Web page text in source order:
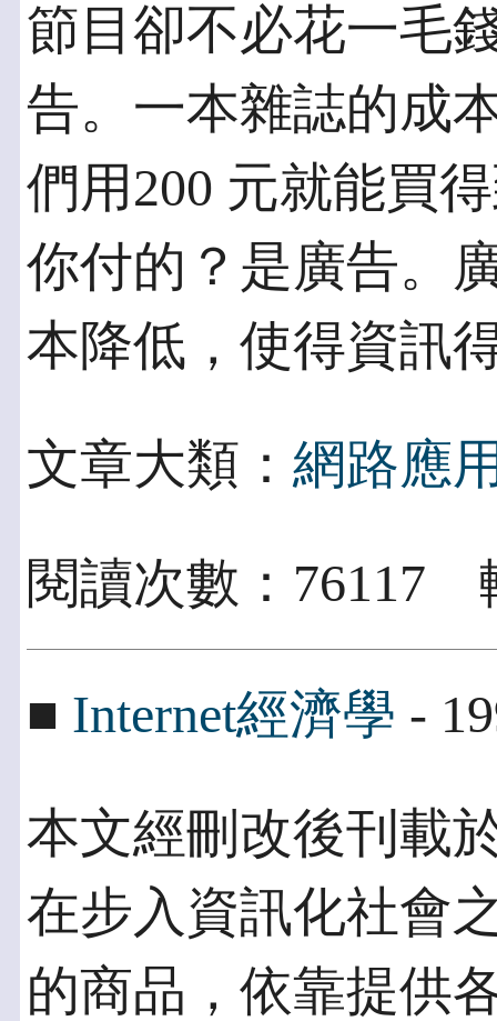
節目卻不必花一毛
告。一本雜誌的成
們用200 元就能買
你付的？是廣告。
本降低，使得資訊
文章大類： 網路應
閱讀次數：76117
■ Internet經濟學 -
本文經刪改後刊載
在步入資訊化社會
的商品，依靠提供